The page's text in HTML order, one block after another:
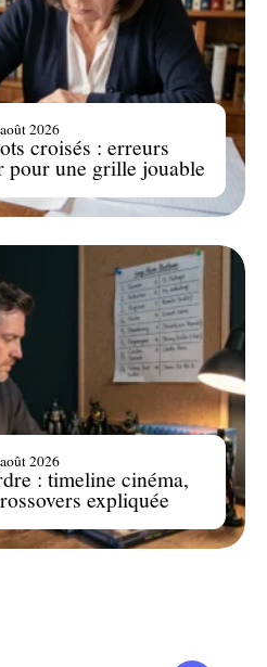
croisés : erreurs
pour une grille jouable
2026
: timeline cinéma,
expliquée
2026